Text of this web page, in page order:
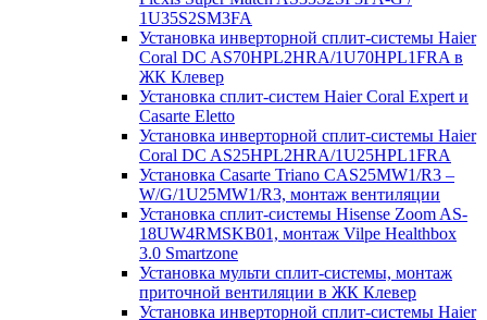
1U35S2SM3FA
Установка инверторной сплит-системы Haier
Coral DC AS70HPL2HRA/1U70HPL1FRA в
ЖК Клевер
Установка сплит-систем Haier Coral Expert и
Casarte Eletto
Установка инверторной сплит-системы Haier
Coral DC AS25HPL2HRA/1U25HPL1FRA
Установка Casarte Triano CAS25MW1/R3 –
W/G/1U25MW1/R3, монтаж вентиляции
Установка сплит-системы Hisense Zoom AS-
18UW4RMSKB01, монтаж Vilpe Healthbox
3.0 Smartzone
Установка мульти сплит-системы, монтаж
приточной вентиляции в ЖК Клевер
Установка инверторной сплит-системы Haier